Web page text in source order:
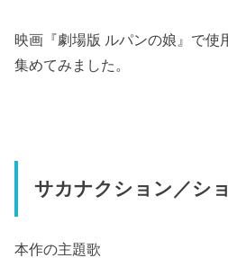
映画『劇場版 ルパンの娘』で使
集めてみました。
サカナクション／シ
本作の主題歌